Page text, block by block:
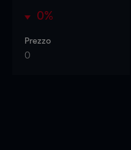
0%
Prezzo
0